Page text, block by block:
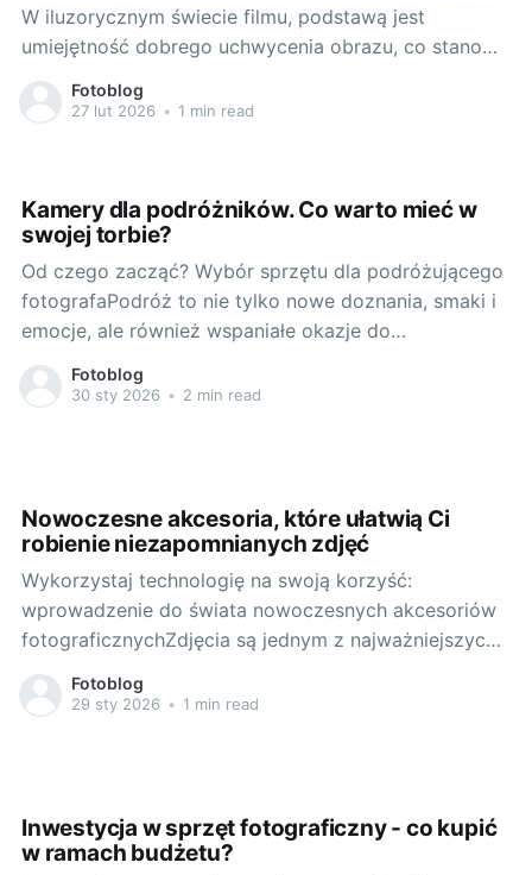
W iluzorycznym świecie filmu, podstawą jest
umiejętność dobrego uchwycenia obrazu, co stanowi
pierwszy krok do realizacji filmowego marzenia.
Wybór kamery, dzięki której to stanie się możliwe,
Fotoblog
27 lut 2026 • 1 min read
Kamery dla podróżników. Co warto mieć w
swojej torbie?
Od czego zacząć? Wybór sprzętu dla podróżującego
fotografaPodróż to nie tylko nowe doznania, smaki i
emocje, ale również wspaniałe okazje do
uwieczniania niezapomnianych chwil. Każdy pasjonat
fotografii wie, jak ważne jest odpowiednie
Fotoblog
30 sty 2026 • 2 min read
Nowoczesne akcesoria, które ułatwią Ci
robienie niezapomnianych zdjęć
Wykorzystaj technologię na swoją korzyść:
wprowadzenie do świata nowoczesnych akcesoriów
fotograficznychZdjęcia są jednym z najważniejszych
składników naszego życia. Dzięki nim możemy
uwiecznić najpiękniejsze momenty i podzielić się nimi
fotograficzne są dostępne
Fotoblog
29 sty 2026 • 1 min read
Inwestycja w sprzęt fotograficzny - co kupić
w ramach budżetu?